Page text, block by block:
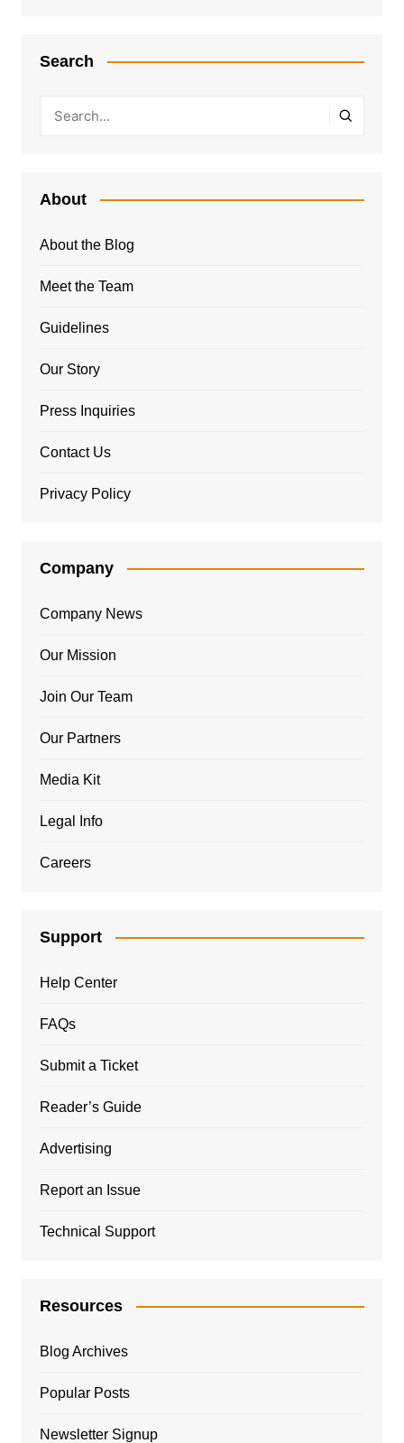
Search
About
About the Blog
Meet the Team
Guidelines
Our Story
Press Inquiries
Contact Us
Privacy Policy
Company
Company News
Our Mission
Join Our Team
Our Partners
Media Kit
Legal Info
Careers
Support
Help Center
FAQs
Submit a Ticket
Reader’s Guide
Advertising
Report an Issue
Technical Support
Resources
Blog Archives
Popular Posts
Newsletter Signup